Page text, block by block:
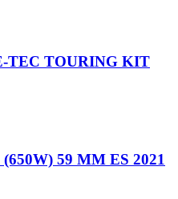
TEC TOURING KIT
59 MM ES 2021